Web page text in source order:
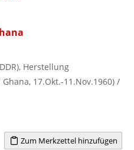
Herstellung
17.Okt.-11.Nov.1960) /
Zum Merkzettel hinzufügen